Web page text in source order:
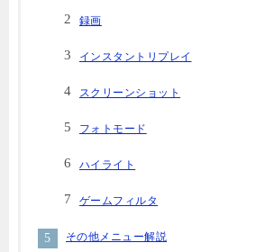
録画
インスタントリプレイ
スクリーンショット
フォトモード
ハイライト
ゲームフィルタ
その他メニュー解説